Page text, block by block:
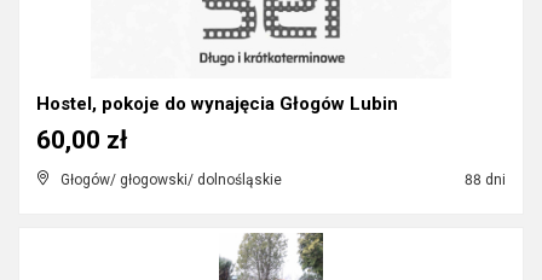
Hostel, pokoje do wynajęcia Głogów Lubin
Głogów/ głogowski/ dolnośląskie 88 dni
60,00 zł